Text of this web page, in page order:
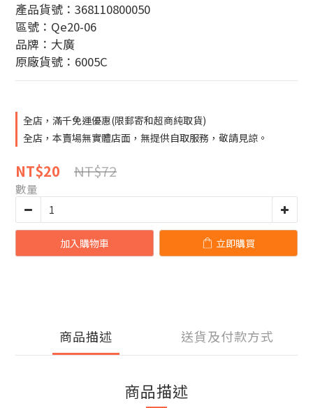
產品貨號：368110800050
區號：Qe20-06
品牌：大廣
原廠貨號：6005C
全店，滿千免運優惠(限郵寄和超商純取貨)
全店，本賣場無實體店面，無提供自取服務，敬請見諒。
NT$20 NT$72
數量
加入購物車 立即購買
商品描述 送貨及付款方式
商品描述